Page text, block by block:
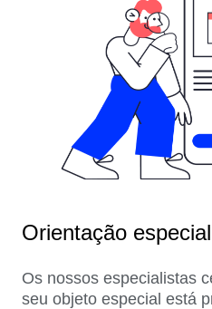
Orientação
Os nossos especialistas
seu objeto especial está